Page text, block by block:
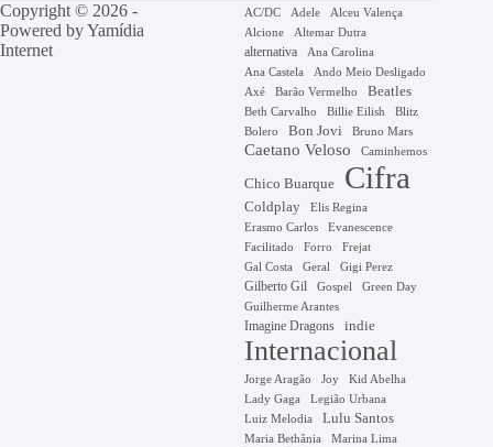
Copyright © 2026 -
Powered byYamídia
Internet
AC/DC Adele
Alceu Valença
Alcione
Altemar Dutra
alternativa
Ana Carolina
Ana Castela
Ando Meio Desligado
Axé Barão Vermelho Beatles
Beth Carvalho Billie Eilish
Blitz
Bolero
Bon Jovi Bruno Mars
Caetano Veloso Caminhemos
Chico Buarque Cifra
Coldplay
Elis Regina
Erasmo Carlos
Evanescence
Facilitado
Forro Frejat
Gal Costa Geral Gigi Perez
Gilberto Gil Gospel Green Day
Guilherme Arantes
Imagine Dragons indie
Internacional
Jorge Aragão Joy Kid Abelha
Lady Gaga
Legião Urbana
Luiz Melodia
Lulu Santos
Maria Bethânia Marina Lima